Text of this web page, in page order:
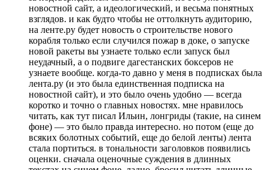
новостной сайт, а идеологический, и весьма понятных
взглядов. и как будто чтобы не оттолкнуть аудиторию,
на ленте.ру будет новость о строительстве нового
корабля только если случился пожар в доке, о запуске
новой ракеты вы узнаете только если запуск был
неудачный, а о подвиге дагестанских боксеров не
узнаете вообще. когда-то давно у меня в подписках была
лента.ру (и это была единственная подписка на
новостной сайт), и это было очень удобно — всегда
коротко и точно о главных новостях. мне нравилось
читать, как тут писал Ильин, лонгриды (такие, на синем
фоне) — это было правда интересно. но потом (еще до
всяких болотных событий, еще до белой ленты) лента
стала портиться. в тональности заголовков появились
оценки. сначала оценочные суждения в длинных